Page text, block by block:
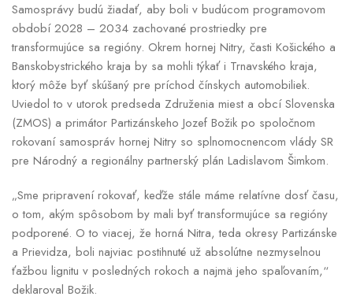
Samosprávy budú žiadať, aby boli v budúcom programovom
období 2028 – 2034 zachované prostriedky pre
transformujúce sa regióny. Okrem hornej Nitry, časti Košického a
Banskobystrického kraja by sa mohli týkať i Trnavského kraja,
ktorý môže byť skúšaný pre príchod čínskych automobiliek.
Uviedol to v utorok predseda Združenia miest a obcí Slovenska
(ZMOS) a primátor Partizánskeho Jozef Božik po spoločnom
rokovaní samospráv hornej Nitry so splnomocnencom vlády SR
pre Národný a regionálny partnerský plán Ladislavom Šimkom.
„Sme pripravení rokovať, keďže stále máme relatívne dosť času,
o tom, akým spôsobom by mali byť transformujúce sa regióny
podporené. O to viacej, že horná Nitra, teda okresy Partizánske
a Prievidza, boli najviac postihnuté už absolútne nezmyselnou
ťažbou lignitu v posledných rokoch a najmä jeho spaľovaním,“
deklaroval Božik.